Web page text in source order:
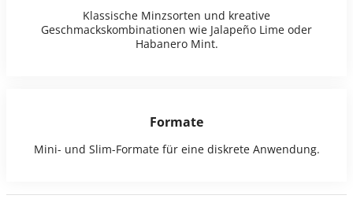
Klassische Minzsorten und kreative
Geschmackskombinationen wie Jalapeño Lime oder
Habanero Mint.
Formate
Mini- und Slim-Formate für eine diskrete Anwendung.